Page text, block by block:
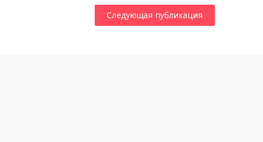
Следующая публикация